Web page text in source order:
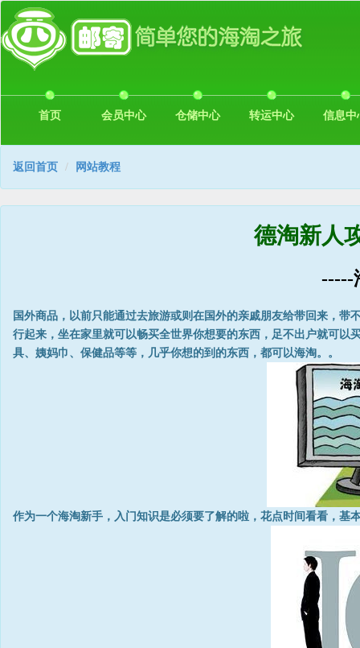
首页 会员中心 仓储中心 转运中心 信息中
返回首页 网站教程
德淘新人
-----
国外商品，以前只能通过去旅游或则在国外的亲戚朋友给带回来，
行起来，坐在家里就可以畅买全世界你想要的东西，足不出户就可
具、姨妈巾、保健品等等，几乎你想的到的东西，都可以海淘。。
作为一个海淘新手，入门知识是必须要了解的啦，花点时间看看，基